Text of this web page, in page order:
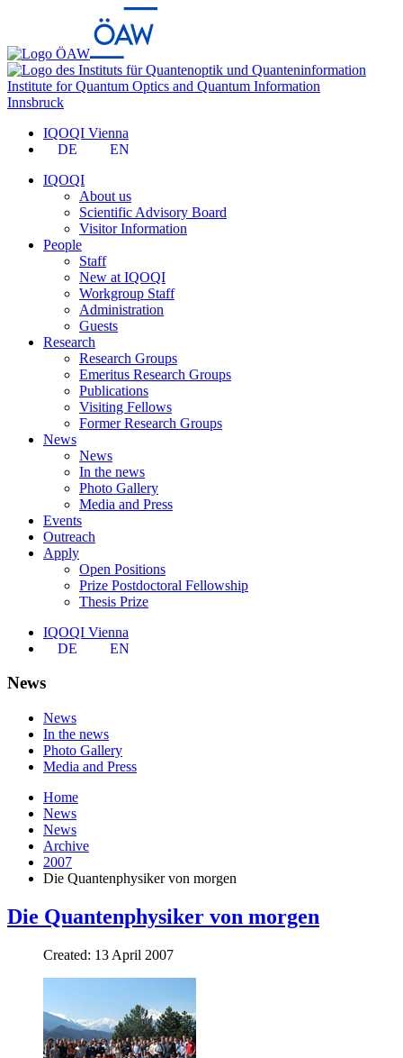
Institute for Quantum Optics and Quantum Information
Innsbruck
IQOQI Vienna
DE
EN
IQOQI
About us
Scientific Advisory Board
Visitor Information
People
Staff
New at IQOQI
Workgroup Staff
Administration
Guests
Research
Research Groups
Emeritus Research Groups
Publications
Visiting Fellows
Former Research Groups
News
News
In the news
Photo Gallery
Media and Press
Events
Outreach
Apply
Open Positions
Prize Postdoctoral Fellowship
Thesis Prize
IQOQI Vienna
DE
EN
News
News
In the news
Photo Gallery
Media and Press
Home
News
News
Archive
2007
Die Quantenphysiker von morgen
Die Quantenphysiker von morgen
Created: 13 April 2007